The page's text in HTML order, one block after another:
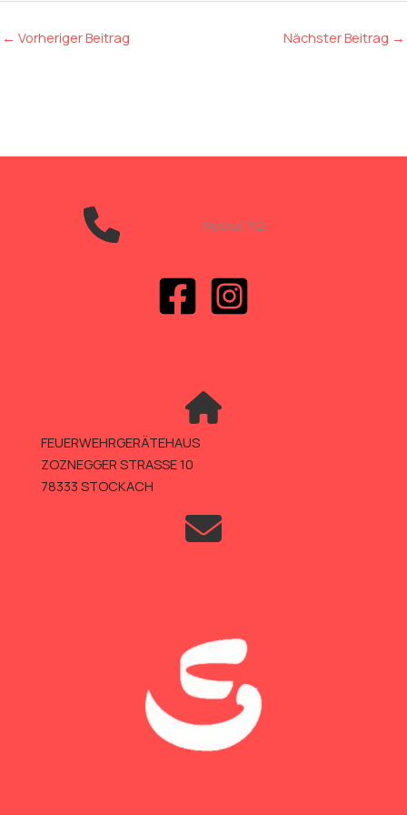
← Vorheriger Beitrag Nächster Beitrag →
Notruf 112
FEUERWEHRGERÄTEHAUS
ZOZNEGGER STRASSE 10
78333 STOCKACH